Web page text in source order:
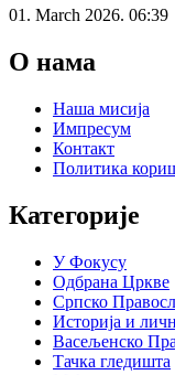
01. March 2026. 06:39
О нама
Наша мисија
Импресум
Контакт
Политика
Категорије
У Фокусу
Одбрана Цркве
Српско
Историја и
Васељенско
Тачка гледишта